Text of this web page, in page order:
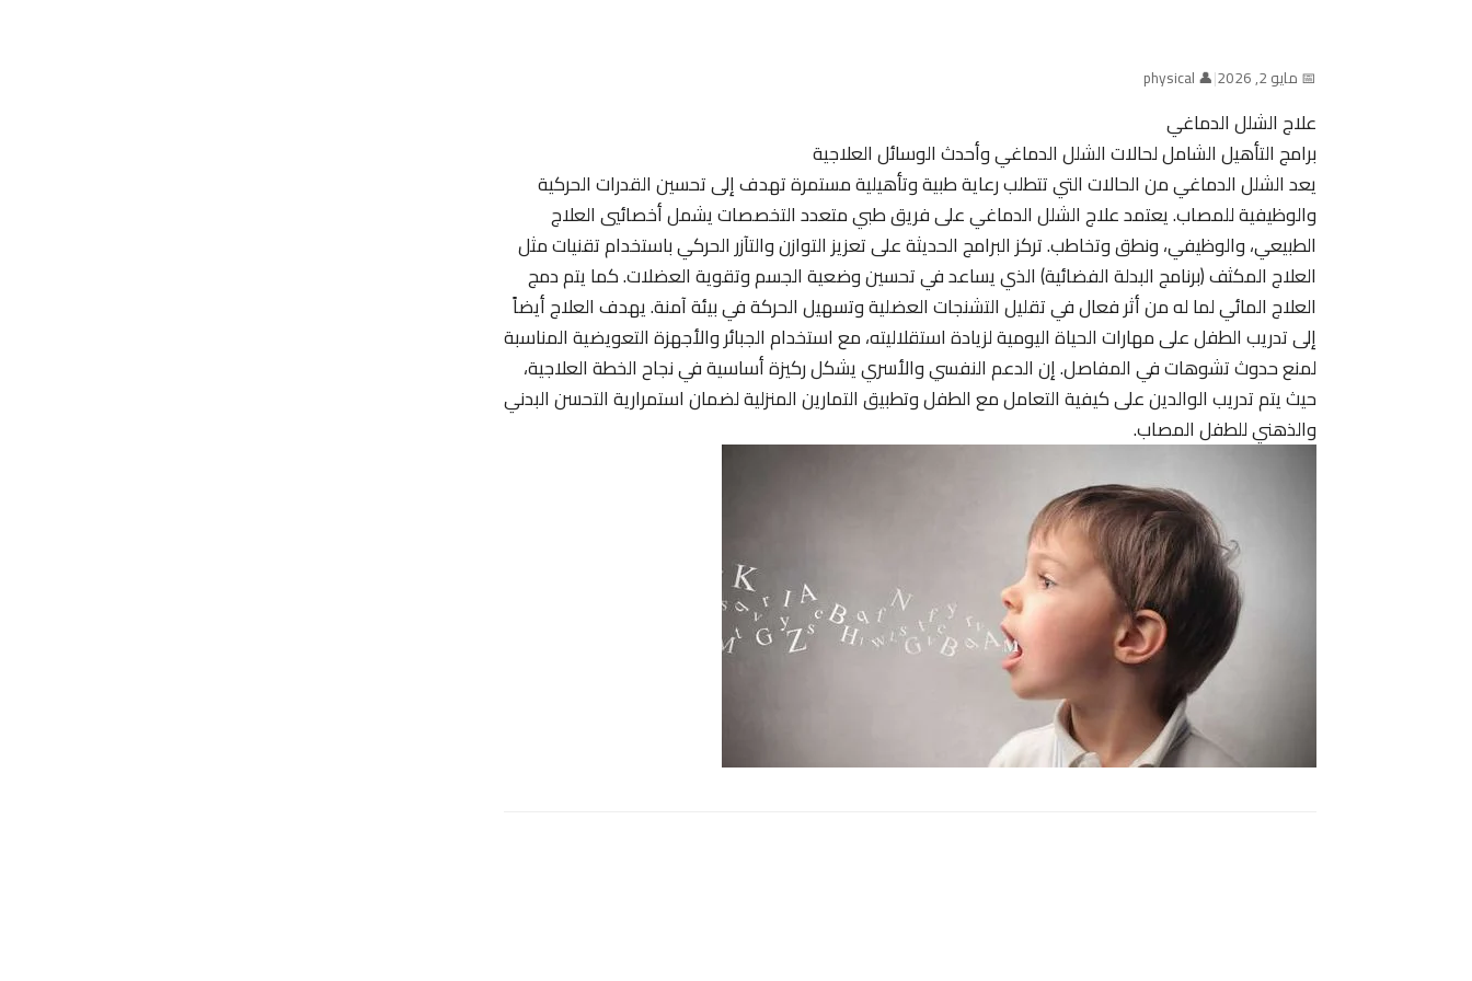
📅 مايو 2, 2026 |
👤 physical
علاج الشلل الدماغي
برامج التأهيل الشامل لحالات الشلل الدماغي وأحدث الوسائل العلاجية
يعد الشلل الدماغي من الحالات التي تتطلب رعاية طبية وتأهيلية مستمرة تهدف إلى تحسين القدرات الحركية
والوظيفية للمصاب. يعتمد علاج الشلل الدماغي على فريق طبي متعدد التخصصات يشمل أخصائيي العلاج
الطبيعي، والوظيفي، ونطق وتخاطب. تركز البرامج الحديثة على تعزيز التوازن والتآزر الحركي باستخدام تقنيات مثل
العلاج المكثف (برنامج البدلة الفضائية) الذي يساعد في تحسين وضعية الجسم وتقوية العضلات. كما يتم دمج
العلاج المائي لما له من أثر فعال في تقليل التشنجات العضلية وتسهيل الحركة في بيئة آمنة. يهدف العلاج أيضاً
إلى تدريب الطفل على مهارات الحياة اليومية لزيادة استقلاليته، مع استخدام الجبائر والأجهزة التعويضية المناسبة
لمنع حدوث تشوهات في المفاصل. إن الدعم النفسي والأسري يشكل ركيزة أساسية في نجاح الخطة العلاجية،
حيث يتم تدريب الوالدين على كيفية التعامل مع الطفل وتطبيق التمارين المنزلية لضمان استمرارية التحسن البدني
والذهني للطفل المصاب.